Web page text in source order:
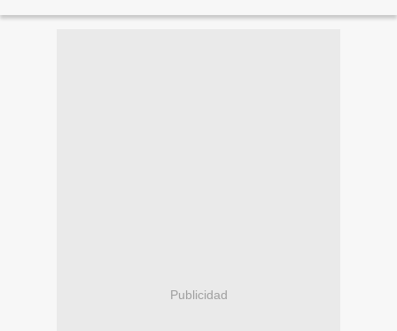
Publicidad